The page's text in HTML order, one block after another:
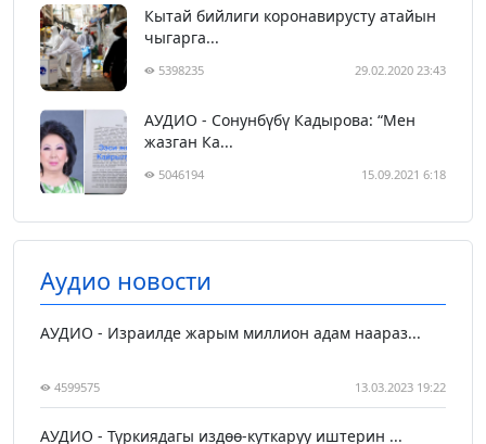
Кытай бийлиги коронавирусту атайын
чыгарга...
5398235 29.02.2020 23:43
АУДИО - Сонунбүбү Кадырова: “Мен
жазган Ка...
5046194 15.09.2021 6:18
Аудио новости
АУДИО - Израилде жарым миллион адам наараз...
4599575 13.03.2023 19:22
АУДИО - Түркиядагы издөө-куткаруу иштерин ...